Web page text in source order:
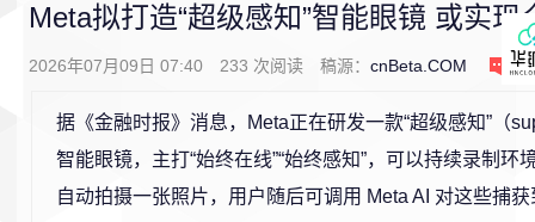
Meta拟打造“超级感知”智能眼镜 或实
2026年07月09日 07:40 233 次阅读 稿源： cnBeta.COM 0
据《金融时报》消息，Meta正在研发一款“超级感知”（
智能眼镜，主打“始终在线”“始终感知”，可以持续录制环
自动拍摄一张照片，用户随后可调用 Meta AI 对这些捕